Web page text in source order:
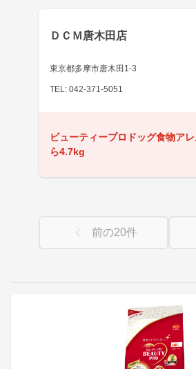
ＤＣＭ唐木田店
東京都多摩市唐木田1-3
TEL: 042-371-5051
ビューティープロドッグ食物ア
ら4.7kg
前の20件